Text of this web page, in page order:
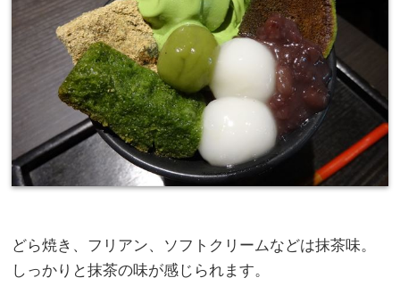
どら焼き、フリアン、ソフトクリームなどは抹茶味。
しっかりと抹茶の味が感じられます。